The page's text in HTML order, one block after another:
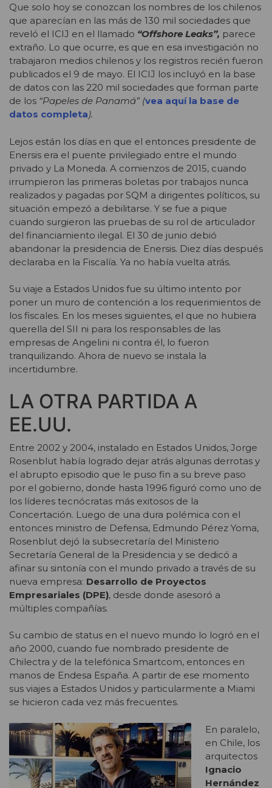
Que solo hoy se conozcan los nombres de los chilenos
que aparecían en las más de 130 mil sociedades que
reveló el ICIJ en el llamado “Offshore Leaks”, parece
extraño. Lo que ocurre, es que en esa investigación no
trabajaron medios chilenos y los registros recién fueron
publicados el 9 de mayo. El ICIJ los incluyó en la base
de datos con las 220 mil sociedades que forman parte
de los “Papeles de Panamá” (vea aquí la base de
datos completa).
Lejos están los días en que el entonces presidente de
Enersis era el puente privilegiado entre el mundo
privado y La Moneda. A comienzos de 2015, cuando
irrumpieron las primeras boletas por trabajos nunca
realizados y pagadas por SQM a dirigentes políticos, su
situación empezó a debilitarse. Y se fue a pique
cuando surgieron las pruebas de su rol de articulador
del financiamiento ilegal. El 30 de junio debió
abandonar la presidencia de Enersis. Diez días después
declaraba en la Fiscalía. Ya no había vuelta atrás.
Su viaje a Estados Unidos fue su último intento por
poner un muro de contención a los requerimientos de
los fiscales. En los meses siguientes, el que no hubiera
querella del SII ni para los responsables de las
empresas de Angelini ni contra él, lo fueron
tranquilizando. Ahora de nuevo se instala la
incertidumbre.
LA OTRA PARTIDA A
EE.UU.
Entre 2002 y 2004, instalado en Estados Unidos, Jorge
Rosenblut había logrado dejar atrás algunas derrotas y
el abrupto episodio que le puso fin a su breve paso
por el gobierno, donde hasta 1996 figuró como uno de
los líderes tecnócratas más exitosos de la
Concertación. Luego de una dura polémica con el
entonces ministro de Defensa, Edmundo Pérez Yoma,
Rosenblut dejó la subsecretaría del Ministerio
Secretaría General de la Presidencia y se dedicó a
afinar su sintonía con el mundo privado a través de su
nueva empresa: Desarrollo de Proyectos
Empresariales (DPE), desde donde asesoró a
múltiples compañías.
Su cambio de status en el nuevo mundo lo logró en el
año 2000, cuando fue nombrado presidente de
Chilectra y de la telefónica Smartcom, entonces en
manos de Endesa España. A partir de ese momento
sus viajes a Estados Unidos y particularmente a Miami
se hicieron cada vez más frecuentes.
En paralelo,
en Chile, los
arquitectos
Ignacio
Hernández